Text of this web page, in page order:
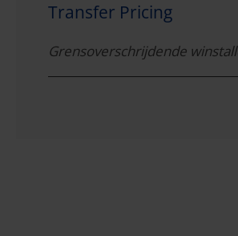
Transfer Pricing
Grensoverschrijdende